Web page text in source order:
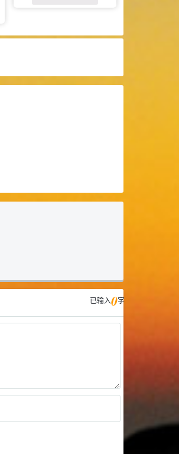
已输入0字